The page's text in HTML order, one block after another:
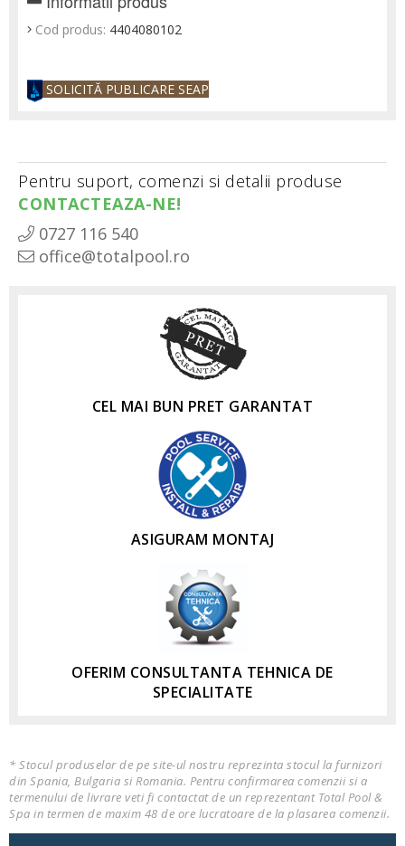
Cod produs: 4404080102
SOLICITĂ PUBLICARE SEAP
Pentru suport, comenzi si detalii produse
CONTACTEAZA-NE!
0727 116 540
office@totalpool.ro
CEL MAI BUN PRET GARANTAT
ASIGURAM MONTAJ
OFERIM CONSULTANTA TEHNICA DE
SPECIALITATE
* Stocul produselor de pe site-ul nostru reprezinta stocul la furnizori
din Spania, Bulgaria si Romania. Pentru confirmarea comenzii si a
termenului de livrare veti fi contactat de un reprezentant Total Pool &
Spa in termen de maxim 48 de ore lucratoare de la plasarea comenzii.